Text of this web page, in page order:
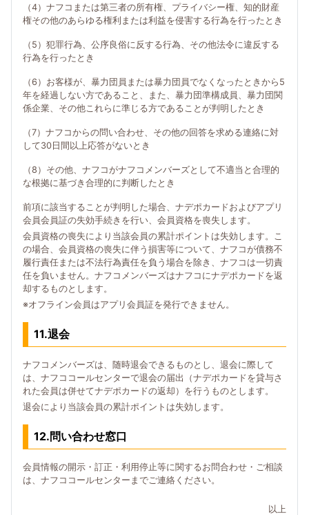
（4）ナフコまたは第三者の所有権、プライバシー権、知的財産
権その他のあらゆる権利または利益を侵害する行為を行ったとき
（5）犯罪行為、公序良俗に反する行為、その他法令に違反する
行為を行ったとき
（6）お客様が、暴力団員または暴力団員でなくなったときから5
年を経過しない方であること、また、暴力団準構成員、暴力団関
係企業、その他これらに準じる方であることが判明したとき
（7）ナフコからの問い合わせ、その他の回答を求める連絡に対
して30日間以上応答がないとき
（8）その他、ナフコがナフコメンバーズとして不適当と合理的
な根拠に基づき合理的に判断したとき
前項に該当することが判明した場合、ナデポカードおよびアプリ
会員会員証の失効手続きを行い、会員資格を喪失します。
会員資格の喪失により当該会員の累計ポイントは失効します。こ
の場合、会員資格の喪失に伴う損害等について、ナフコが債務不
履行責任または不法行為責任を負う場合を除き、ナフコは一切責
任を負いません。ナフコメンバーズはナフコにナデポカードを返
却するものとします。
※オフライン会員はアプリ会員証を発行できません。
11.退会
ナフコメンバーズは、随時退会できるものとし、退会に際して
は、ナフココールセンターで退会の届出（ナデポカードを貸与さ
れた会員は併せてナデポカードの返却）を行うものとします。
退会により当該会員の累計ポイントは失効します。
12.問い合わせ窓口
会員情報の開示・訂正・利用停止等に関するお問合わせ・ご相談
は、ナフココールセンターまでご連絡ください。
以上